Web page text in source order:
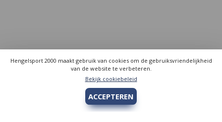
Hengelsport 2000 maakt gebruik van cookies om de gebruiksvriendelijkheid
van de website te verbeteren.
Bekijk cookiebeleid
ACCEPTEREN